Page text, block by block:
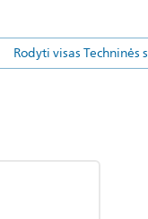
Rodyti visas Techninės